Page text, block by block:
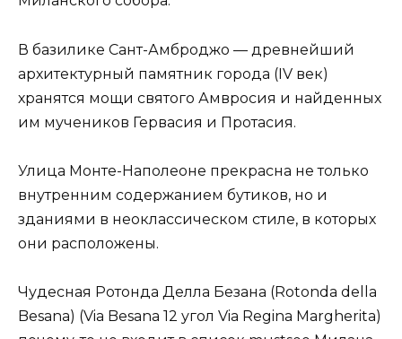
В базилике Сант-Амброджо — древнейший
архитектурный памятник города (IV век)
хранятся мощи святого Амвросия и найденных
им мучеников Гервасия и Протасия.
Улица Монте-Наполеоне прекрасна не только
внутренним содержанием бутиков, но и
зданиями в неоклассическом стиле, в которых
они расположены.
Чудесная Ротонда Делла Безана (Rotonda della
Besana) (Via Besana 12 угол Via Regina Margherita)